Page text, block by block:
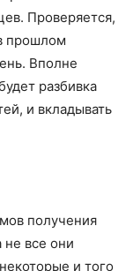
Проверяется,
прошлом
Вполне
разбивка
и вкладывать
получения
не все они
и того